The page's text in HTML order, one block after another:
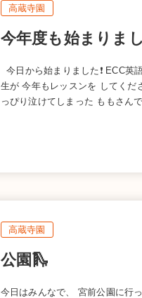
高蔵寺園
今年度も始まりま
今日から始まりました❗️ ECC
生が 今年もレッスンを してく
っぴり泣けてしまった ももさん
高蔵寺園
公園🛝
今日はみんなで、 宮前公園に行